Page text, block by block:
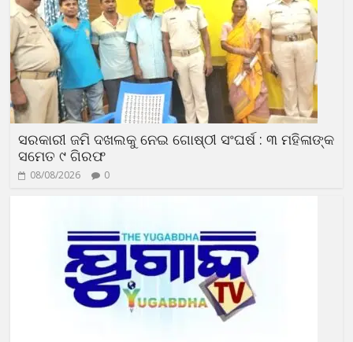
ସରକାରୀ ଜମି ଦଖଲକୁ ନେଇ ଗୋଷ୍ଠୀ ସଂଘର୍ଷ : ୩ ମହିଳାଙ୍କ
ସମେତ ୯ ଗିରଫ
08/08/2026 0